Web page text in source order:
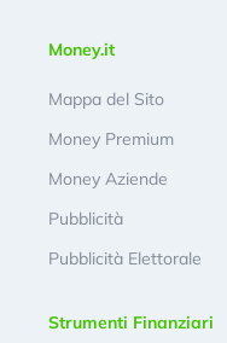
Money.it
Mappa del Sito
Money Premium
Money Aziende
Pubblicità
Pubblicità Elettorale
Strumenti Finanziari